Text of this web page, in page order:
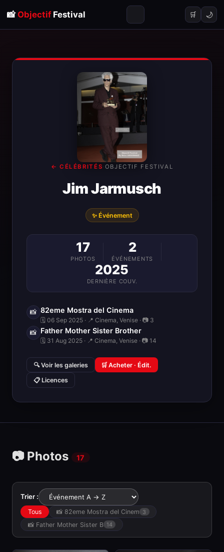
📸 ObjectifFestival 🛒 🌙
← CÉLÉBRITÉS· OBJECTIF FESTIVAL
Jim Jarmusch
✨ Événement
17
PHOTOS
2
ÉVÉNEMENTS
2025
DERNIÈRE COUV.
📸 82eme Mostra del Cinema
🗓 06 Sep 2025 · 📍 Cinema, Venise · 📷 3
📸 Father Mother Sister Brother
🗓 31 Aug 2025 · 📍 Cinema, Venise · 📷 14
🔍 Voir les galeries 🛒 Acheter · Édit.
📋 Licences
📷 Photos 17
Trier :
Tous 📸 82eme Mostra del Cinem 3
📸 Father Mother Sister B 14